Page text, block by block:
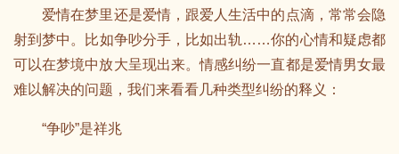
爱情在梦里还是爱情，跟爱人生活中的点滴，常常会隐
射到梦中。比如争吵分手，比如出轨……你的心情和疑虑都
可以在梦境中放大呈现出来。情感纠纷一直都是爱情男女最
难以解决的问题，我们来看看几种类型纠纷的释义：
“争吵”是祥兆